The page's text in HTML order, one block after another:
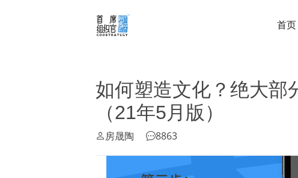
首页
如何塑造文化？绝大部
（21年5月版）
房晟陶 8863